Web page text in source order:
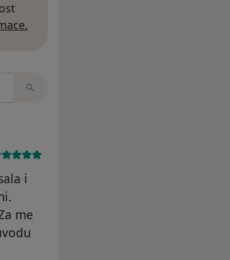
i
me